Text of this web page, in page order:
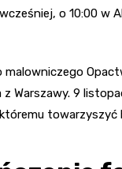
o 10:00
Warszawy. 9
towarzyszyć